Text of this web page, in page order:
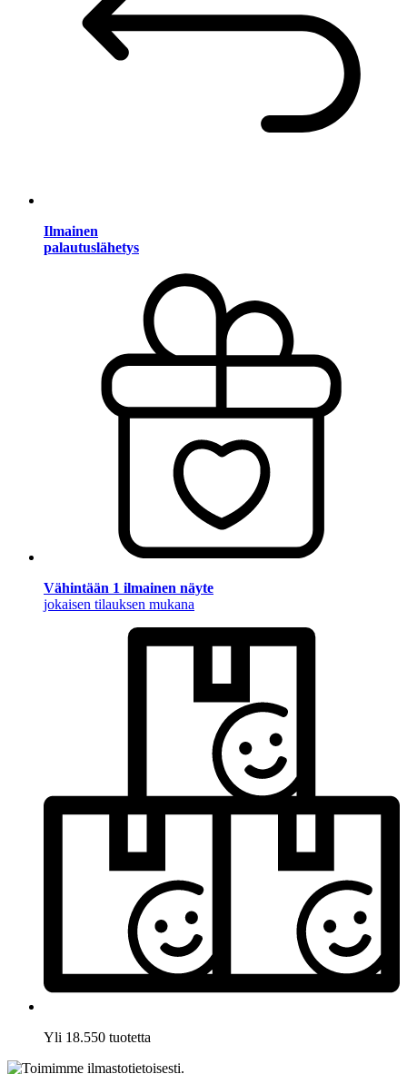
Ilmainen
palautuslähetys
Vähintään 1 ilmainen näyte
jokaisen tilauksen mukana
Yli 18.550 tuotetta